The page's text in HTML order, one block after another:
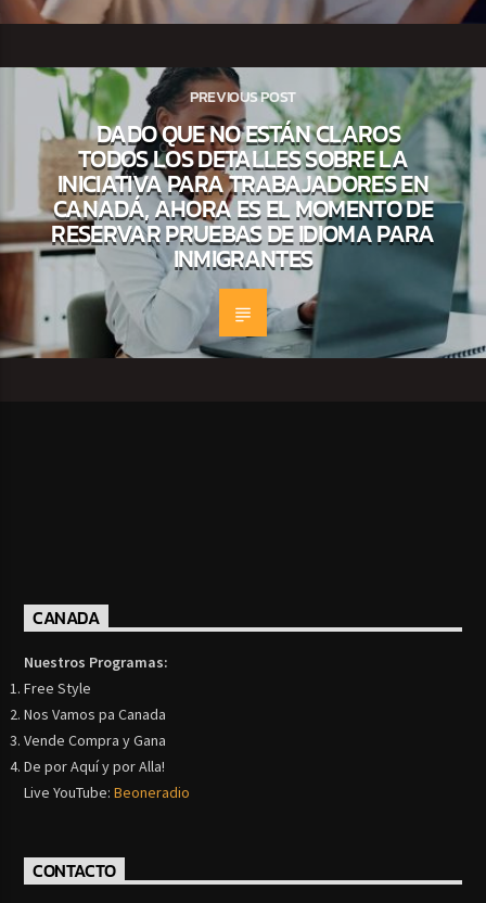
PREVIOUS POST
DADO QUE NO ESTÁN CLAROS
TODOS LOS DETALLES SOBRE LA
INICIATIVA PARA TRABAJADORES EN
CANADÁ, AHORA ES EL MOMENTO DE
RESERVAR PRUEBAS DE IDIOMA PARA
INMIGRANTES
CANADA
Nuestros Programas:
Free Style
Nos Vamos pa Canada
Vende Compra y Gana
De por Aquí y por Alla!
Live YouTube:Beoneradio
CONTACTO